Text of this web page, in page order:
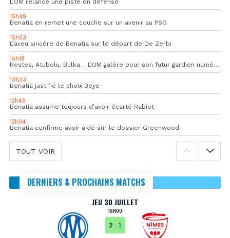
15h49
Benatia en remet une couche sur un avenir au PSG
15h03
L’aveu sincère de Benatia sur le départ de De Zerbi
14h18
Restes, Atubolu, Bulka… L’OM galère pour son futur gardien numéro 1
13h33
Benatia justifie le choix Beye
12h45
Benatia assume toujours d’avoir écarté Rabiot
12h04
Benatia confirme avoir aidé sur le dossier Greenwood
TOUT VOIR
DERNIERS & PROCHAINS MATCHS
JEU 30 JUILLET
18H00
2 - 1